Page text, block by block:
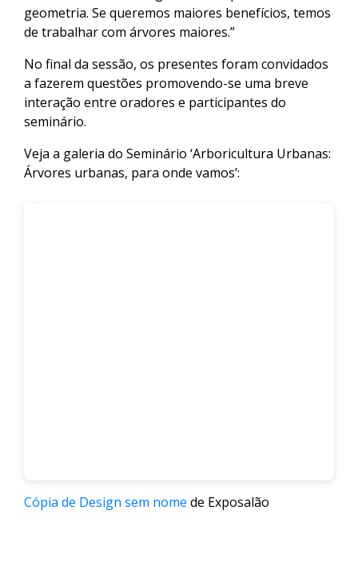
geometria. Se queremos maiores benefícios, temos
de trabalhar com árvores maiores.”
No final da sessão, os presentes foram convidados
a fazerem questões promovendo-se uma breve
interação entre oradores e participantes do
seminário.
Veja a galeria do Seminário ‘Arboricultura Urbanas:
Árvores urbanas, para onde vamos’:
Cópia de Design sem nome de Exposalão